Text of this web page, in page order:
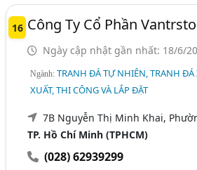
16 Công Ty Cổ Phần
Ngày cập nhật gần nhất: 18/6/
Ngành:TRANH ĐÁ TỰ NHIÊN, TRANH ĐÁ
XUẤT, THI CÔNG VÀ LẮP ĐẶT
7B Nguyễn Thị Minh Khai,
TP. Hồ Chí Minh (TPHCM)
(028) 62939299